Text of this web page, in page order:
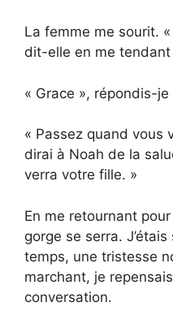
La femme me sourit. «
dit-elle en me tendant
« Grace », répondis-
« Passez quand vous
dirai à Noah de la
verra votre fille. »
En me retournant
gorge se serra.
temps, une tristesse
marchant, je
conversation.